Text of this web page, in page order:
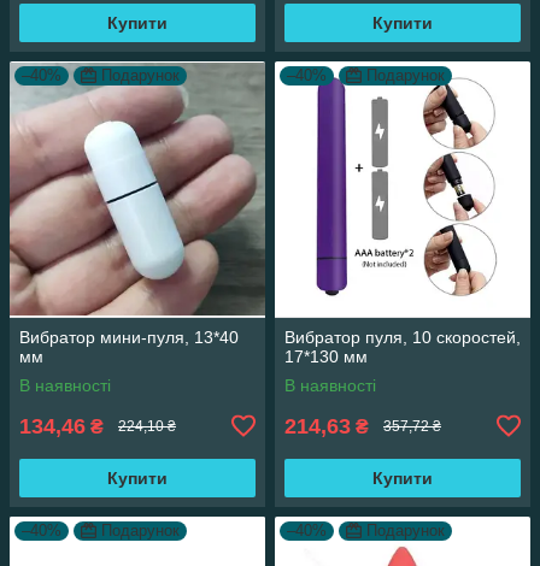
Купити Купити
–40% Подарунок
Вибратор мини-пуля, 13*40
мм
В наявності
134,46 ₴ 224,10 ₴
Купити
–40% Подарунок
Вибратор пуля, 10 скоростей,
17*130 мм
В наявності
214,63 ₴ 357,72 ₴
Купити
–40% Подарунок –40% Подарунок